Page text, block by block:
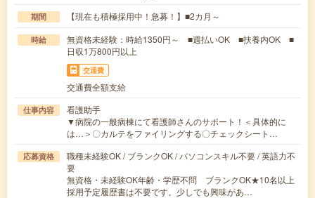
期間 【現在も積極採用中！急募！】■2カ月～
時給
無資格未経験：時給1350円～ ■週払いOK ■扶養内OK ■
日収1万800円以上
交通費
交通費全額支給
仕事内容
看護助手
▼病院の一般病棟にて看護師さんのサポート！＜具体的に
は…＞〇カルテをファイリングする〇チェックシート…
応募資格
職種未経験OK / ブランクOK / パソコンスキル不要 / 英語力不
要
無資格・未経験OK年齢・学歴不問 ブランクOK★10名以上
採用予定履歴書は不要です。少しでも興味があ…